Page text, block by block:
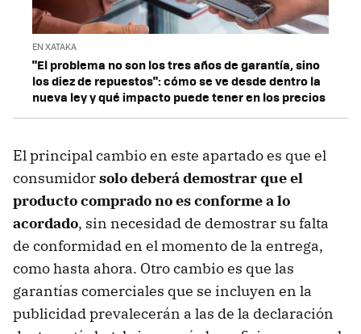
EN XATAKA
"El problema no son los tres años de garantía, sino
los diez de repuestos": cómo se ve desde dentro la
nueva ley y qué impacto puede tener en los precios
El principal cambio en este apartado es que el
consumidorsolo deberá demostrar que el
producto comprado no es conforme a lo
acordado, sin necesidad de demostrar su falta
de conformidad en el momento de la entrega,
como hasta ahora. Otro cambio es que las
garantías comerciales que se incluyen en la
publicidad prevalecerán a las de la declaración